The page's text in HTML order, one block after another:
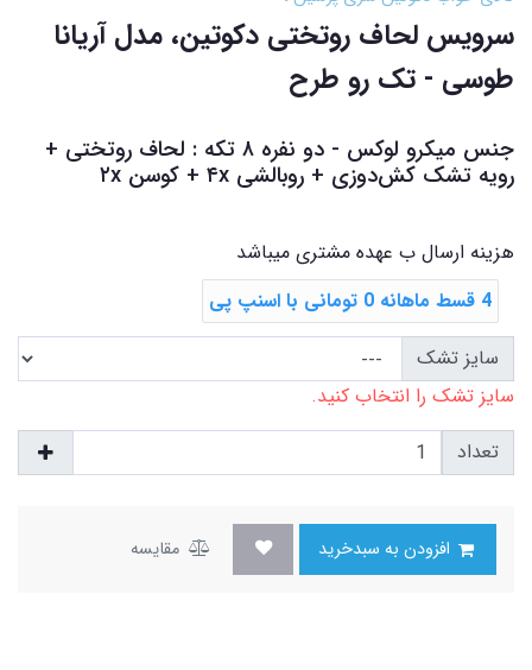
سرویس لحاف روتختی دکوتین، مدل آریانا
طوسی - تک رو طرح
جنس میکرو لوکس - دو نفره ۸ تکه : لحاف روتختی +
رویه تشک ‌کش‌دوزی + روبالشی ۴x + کوسن ۲x
هزینه ارسال ب عهده مشتری میباشد
4 قسط ماهانه 0 تومانی با اسنپ ‌پی
سایز تشک
سایز تشک را انتخاب کنید.
تعداد
مقایسه